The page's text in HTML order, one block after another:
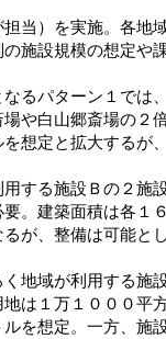
当）を実施。各地
施設規模の想定や
るパターン１では、
や白山郷斎場の２
想定と拡大するが、
する施設Ｂの２施
。建築面積は各１６
が、整備は可能とし
地域が利用する施
は１万１０００平
を想定。一方、施